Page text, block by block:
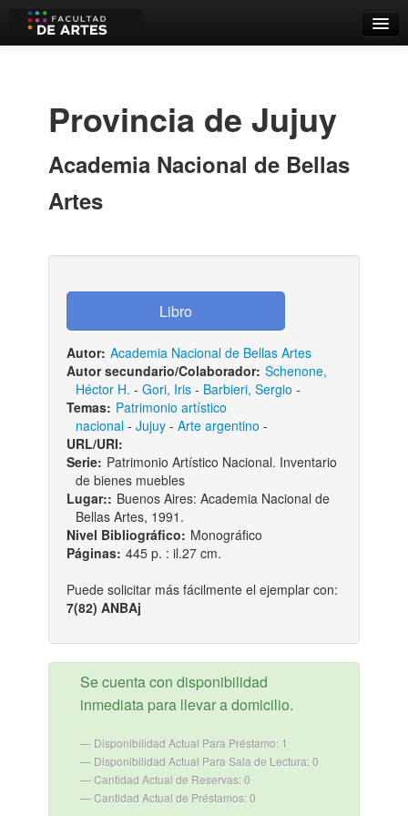
Estantes Virtuales
Iniciar sesión
Provincia de Jujuy
Academia Nacional de Bellas
Artes
Autor: Academia Nacional de Bellas Artes
Autor secundario/Colaborador: Schenone,
Héctor H. - Gori, Iris- Barbieri, Sergio -
Temas: Patrimonio artístico
nacional- Jujuy- Arte argentino -
URL/URI:
Serie: Patrimonio Artístico Nacional. Inventario
de bienes muebles
Lugar:: Buenos Aires: Academia Nacional de
Bellas Artes, 1991.
Nivel Bibliográfico: Monográfico
Páginas: 445 p. : il.27 cm.
Puede solicitar más fácilmente el ejemplar con:
7(82) ANBAj
Se cuenta con disponibilidad
inmediata para llevar a domicilio.
Disponibilidad Actual Para Préstamo: 1
Disponibilidad Actual Para Sala de Lectura: 0
Cantidad Actual de Reservas: 0
Cantidad Actual de Préstamos: 0